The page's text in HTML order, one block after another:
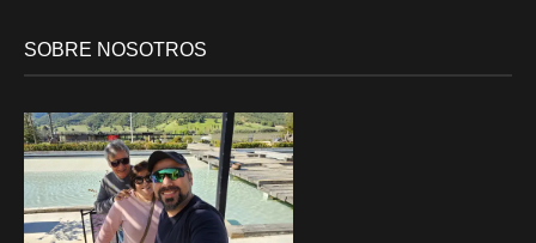
SOBRE NOSOTROS